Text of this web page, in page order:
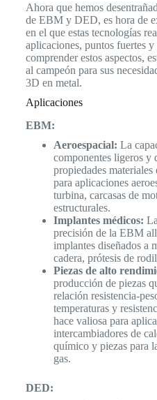
Ahora que hemos
de EBM y DED, es hora de
en el que estas tecnologías
aplicaciones, puntos fuertes
comprender estos aspectos,
al campeón para sus
3D en metal.
Aplicaciones
EBM:
Aeroespacial: La
componentes ligeros y
propiedades
para aplicaciones
turbina, carcasas de
estructurales.
Implantes médicos:
precisión de la EBM
implantes diseñados a
cadera, prótesis de
Piezas de alto
producción de piezas
relación resistencia-
temperaturas y
hace valiosa para
intercambiadores de
químico y piezas para
gas.
DED: